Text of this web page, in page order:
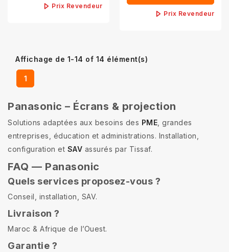
Prix Revendeur
Prix Revendeur
Affichage de 1-14 of 14 élément(s)
1
Panasonic – Écrans & projection
Solutions adaptées aux besoins des PME , grandes
entreprises, éducation et administrations. Installation,
configuration et SAV assurés par Tissaf.
FAQ — Panasonic
Quels services proposez-vous ?
Conseil, installation, SAV.
Livraison ?
Maroc & Afrique de l’Ouest.
Garantie ?